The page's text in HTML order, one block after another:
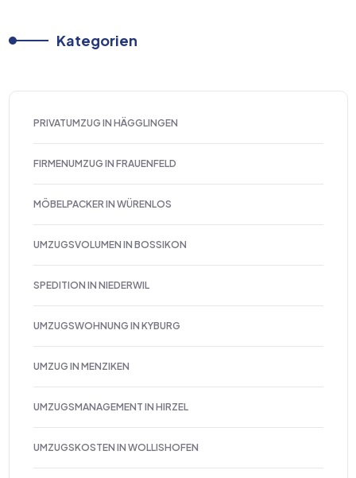
Kategorien
PRIVATUMZUG IN HÄGGLINGEN
FIRMENUMZUG IN FRAUENFELD
MÖBELPACKER IN WÜRENLOS
UMZUGSVOLUMEN IN BOSSIKON
SPEDITION IN NIEDERWIL
UMZUGSWOHNUNG IN KYBURG
UMZUG IN MENZIKEN
UMZUGSMANAGEMENT IN HIRZEL
UMZUGSKOSTEN IN WOLLISHOFEN